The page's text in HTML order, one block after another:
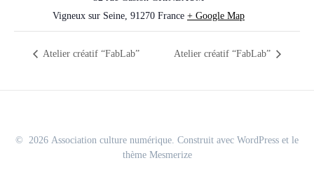
Vigneux sur Seine, 91270 France + Google Map
Atelier créatif “FabLab” Atelier créatif “FabLab”
© 2026 Association culture numérique. Construit avec WordPress et le
thème Mesmerize